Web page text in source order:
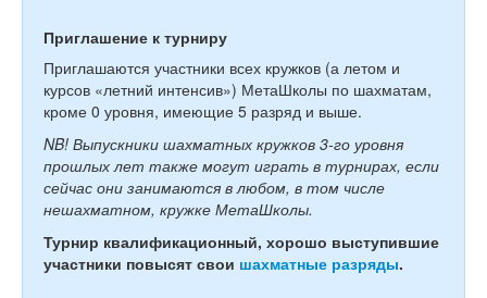
Приглашение к турниру
Приглашаются участники всех кружков (а летом и
курсов «летний интенсив») МетаШколы по шахматам,
кроме 0 уровня, имеющие 5 разряд и выше.
NB! Выпускники шахматных кружков 3-го уровня
прошлых лет также могут играть в турнирах, если
сейчас они занимаются в любом, в том числе
нешахматном, кружке МетаШколы.
Турнир квалификационный, хорошо выступившие
участники повысят свои шахматные разряды.